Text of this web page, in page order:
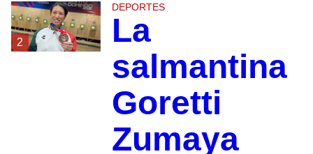
2
DEPORTES
La
salmantina
Goretti
Zumaya